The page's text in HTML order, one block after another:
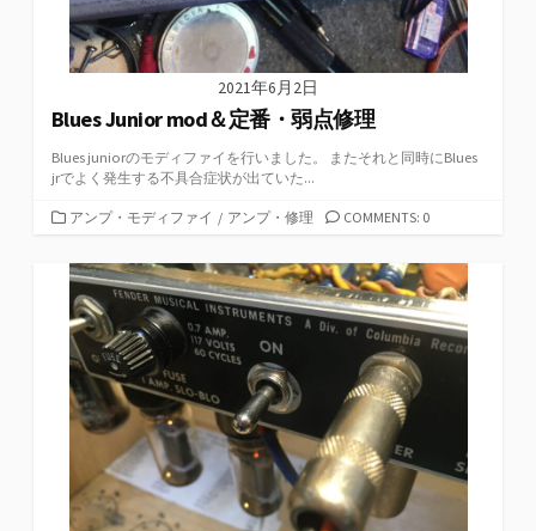
2021年6月2日
Blues Junior mod＆定番・弱点修理
Blues juniorのモディファイを行いました。 またそれと同時にBlues
jrでよく発生する不具合症状が出ていた...
カ
ゴ
リ
ー
アンプ・モディファイ / アンプ・修理 COMMENTS: 0